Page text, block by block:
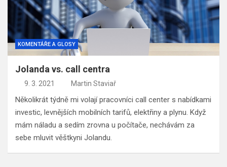
KOMENTÁŘE A GLOSY
Jolanda vs. call centra
9. 3. 2021 Martin Staviař
Několikrát týdně mi volají pracovníci call center s nabídkami
investic, levnějších mobilních tarifů, elektřiny a plynu. Když
mám náladu a sedím zrovna u počítače, nechávám za
sebe mluvit věštkyni Jolandu.